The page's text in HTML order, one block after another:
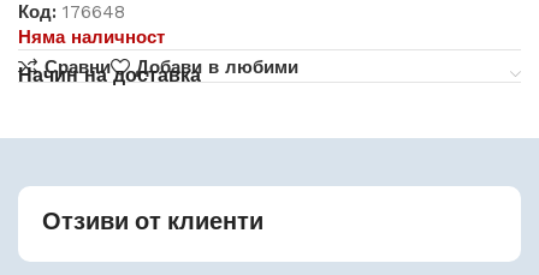
Код:176648
Няма наличност
Сравни
Добави в любими
Начин на доставка
Отзиви от клиенти